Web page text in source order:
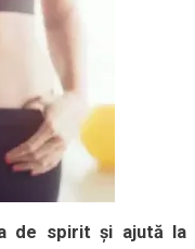
de spirit și ajută la